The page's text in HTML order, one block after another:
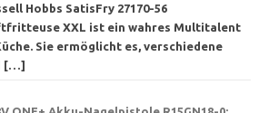
Hobbs SatisFry 27170-56
XXL ist ein wahres Multitalent
Sie ermöglicht es, verschiedene
[…]